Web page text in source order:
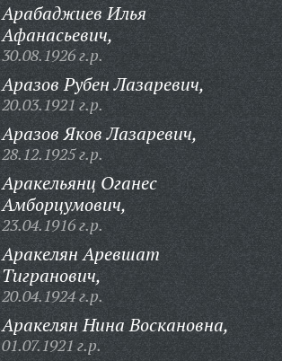
Арабаджиев Илья
Афанасьевич,
30.08.1926 г.р.
Аразов Рубен Лазаревич,
20.03.1921 г.р.
Аразов Яков Лазаревич,
28.12.1925 г.р.
Аракельянц Оганес
Амборцумович,
23.04.1916 г.р.
Аракелян Аревшат
Тигранович,
20.04.1924 г.р.
Аракелян Нина Воскановна,
01.07.1921 г.р.